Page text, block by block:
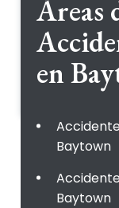
Áreas
en
Baytown
Baytown